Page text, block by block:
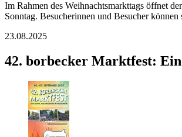
Im Rahmen des Weihnachtsmarkttags öffnet
Sonntag. Besucherinnen und Besucher
23.08.2025
42. borbecker Marktfest: Ein